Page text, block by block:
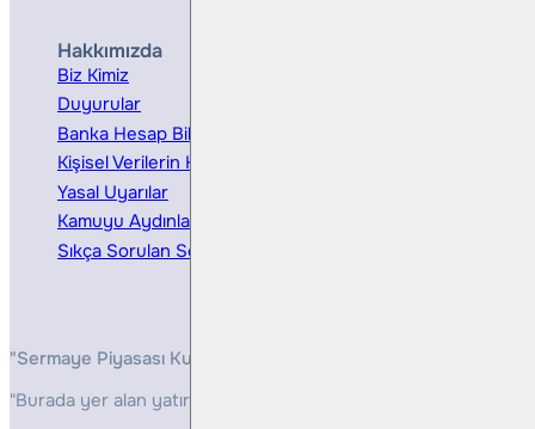
Hakkımızda
Biz Kimiz
Duyurular
Banka Hesap Bilgileri
Kişisel Verilerin Korunması
Yasal Uyarılar
Kamuyu Aydınlatma
Sıkça Sorulan Sorular
"Sermaye Piyasası Kurulunun, Yatırım Hizmetleri ve
"Burada yer alan yatırım bilgi, yorum ve tavsiyeleri yatırım